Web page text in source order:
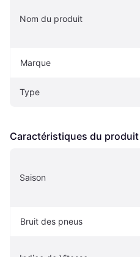
Nom du produit
Marque
Type
Caractéristiques du produit
Saison
Bruit des pneus